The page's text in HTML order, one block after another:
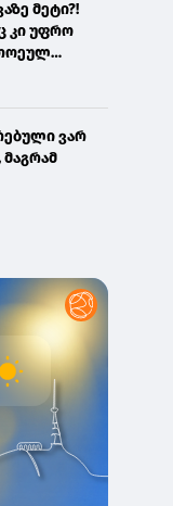
მეტი?!
კი უფრო
ვარ
მაგრამ